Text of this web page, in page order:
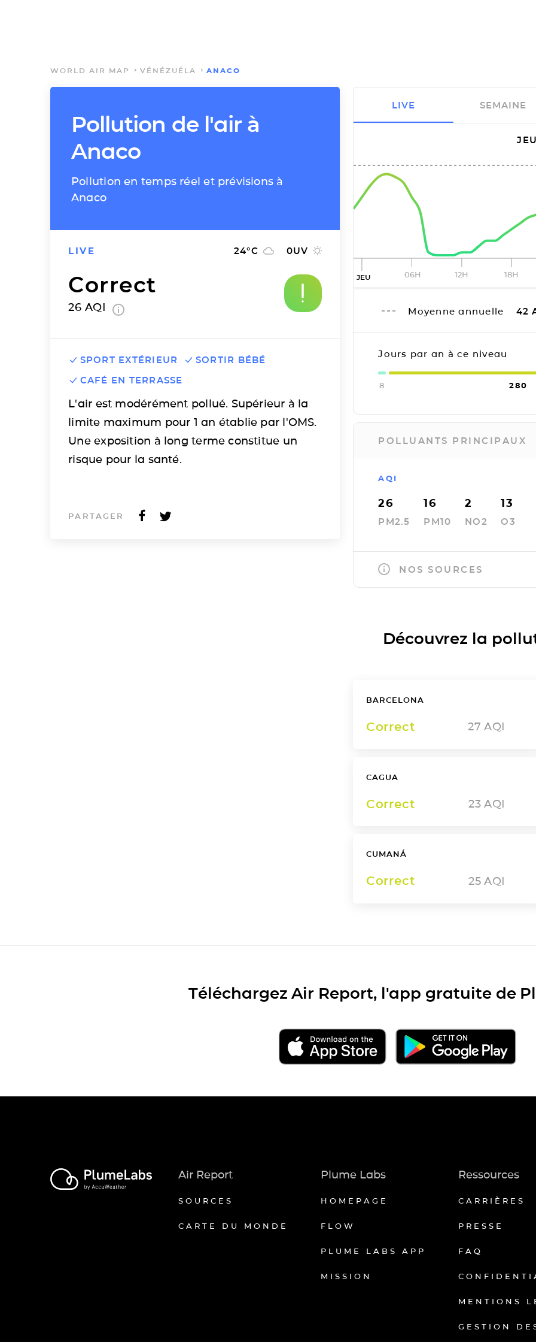
WORLD AIR MAP VÉNÉZUÉLA ANACO
Pollution de l'air à
Anaco
Pollution en temps réel et prévisions à
Anaco
LIVE 24°C 0UV
Correct
26 AQI
SPORT EXTÉRIEUR
SORTIR BÉBÉ
CAFÉ EN TERRASSE
L'air est modérément pollué. Supérieur à la
limite maximum pour 1 an établie par l'OMS.
Une exposition à long terme constitue un
risque pour la santé.
PARTAGER
JEU 06H 12H 18H
Moyenne annuelle 42
Jours par an à ce niveau
8 280
POLLUANTS PRINCIPAUX
AQI
26
PM2.5
16
PM10
2
NO2
13
O3
NOS SOURCES
LIVE SEMAINE
Découvrez la
BARCELONA
Correct 27 AQI
CAGUA
Correct 23 AQI
CUMANÁ
Correct 25 AQI
Téléchargez Air Report, l'app gratuite de
Air Report
SOURCES
CARTE DU MONDE
Plume Labs
HOMEPAGE
FLOW
PLUME LABS APP
MISSION
Ressources
CARRIÈRES
PRESSE
FAQ
MENTIONS
GESTION